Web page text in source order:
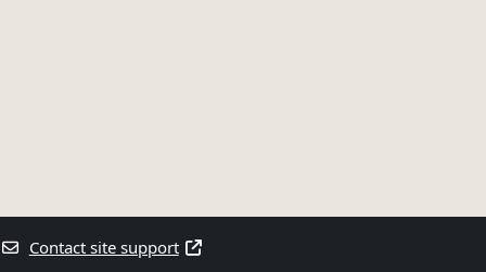
Contact site support